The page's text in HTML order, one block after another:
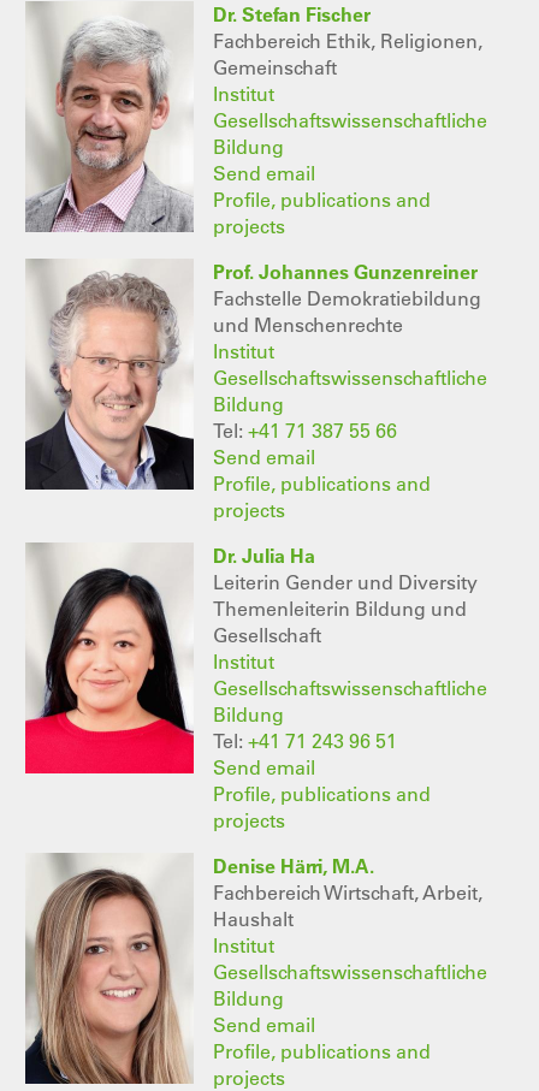
Dr. Stefan Fischer
Fachbereich Ethik, Religionen,
Gemeinschaft
Institut
Gesellschaftswissenschaftliche
Bildung
Send email
Profile, publications and
projects
Prof. Johannes Gunzenreiner
Fachstelle Demokratiebildung
und Menschenrechte
Institut
Gesellschaftswissenschaftliche
Bildung
Tel: +41 71 387 55 66
Send email
Profile, publications and
projects
Dr. Julia Ha
Leiterin Gender und Diversity
Themenleiterin Bildung und
Gesellschaft
Institut
Gesellschaftswissenschaftliche
Bildung
Tel: +41 71 243 96 51
Send email
Profile, publications and
projects
Denise Härri, M.A.
Fachbereich Wirtschaft, Arbeit,
Haushalt
Institut
Gesellschaftswissenschaftliche
Bildung
Send email
Profile, publications and
projects